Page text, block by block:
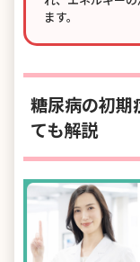
ます。
糖尿病の初期
ても解説